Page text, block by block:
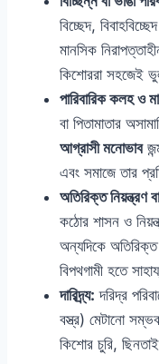
বিচ্ছেদ,
মানসিক
কিশোররা সহজেই
পারিবারিক কলহ ও
বা পিতামাতার
আগ্রাসী মনোভাব
এবং সমাজে তার
অতিরিক্ত নিয়ন্ত্রণ
কঠোর শাসন ও
অন্যদিকে অতিরিক্ত
বিপথগামী হতে
দারিদ্র্য: দরিদ্র
বস্ত্র) মেটানো
কিশোর চুরি,